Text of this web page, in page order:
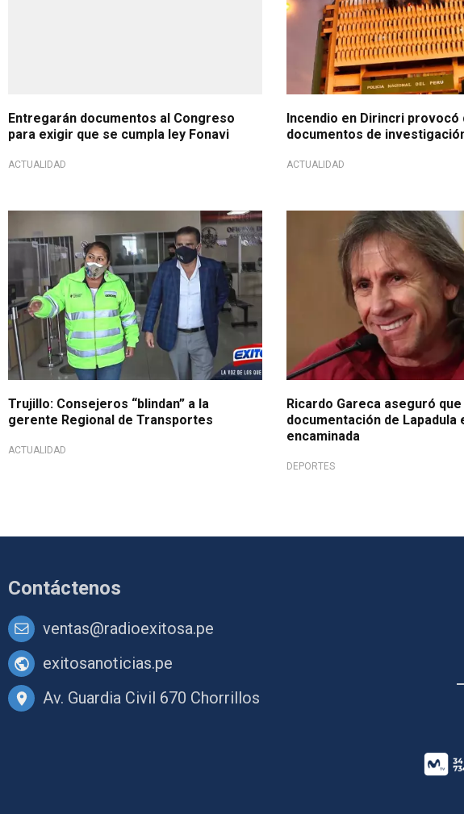
Entregarán documentos al Congreso
para exigir que se cumpla ley Fonavi
ACTUALIDAD
Incendio en Dirincri provocó
documentos de
ACTUALIDAD
Trujillo: Consejeros “blindan” a la
gerente Regional de Transportes
ACTUALIDAD
Ricardo Gareca aseguró que
documentación de Lapadula
encaminada
DEPORTES
Contáctenos
ventas@radioexitosa.pe
exitosanoticias.pe
Av. Guardia Civil 670 Chorrillos